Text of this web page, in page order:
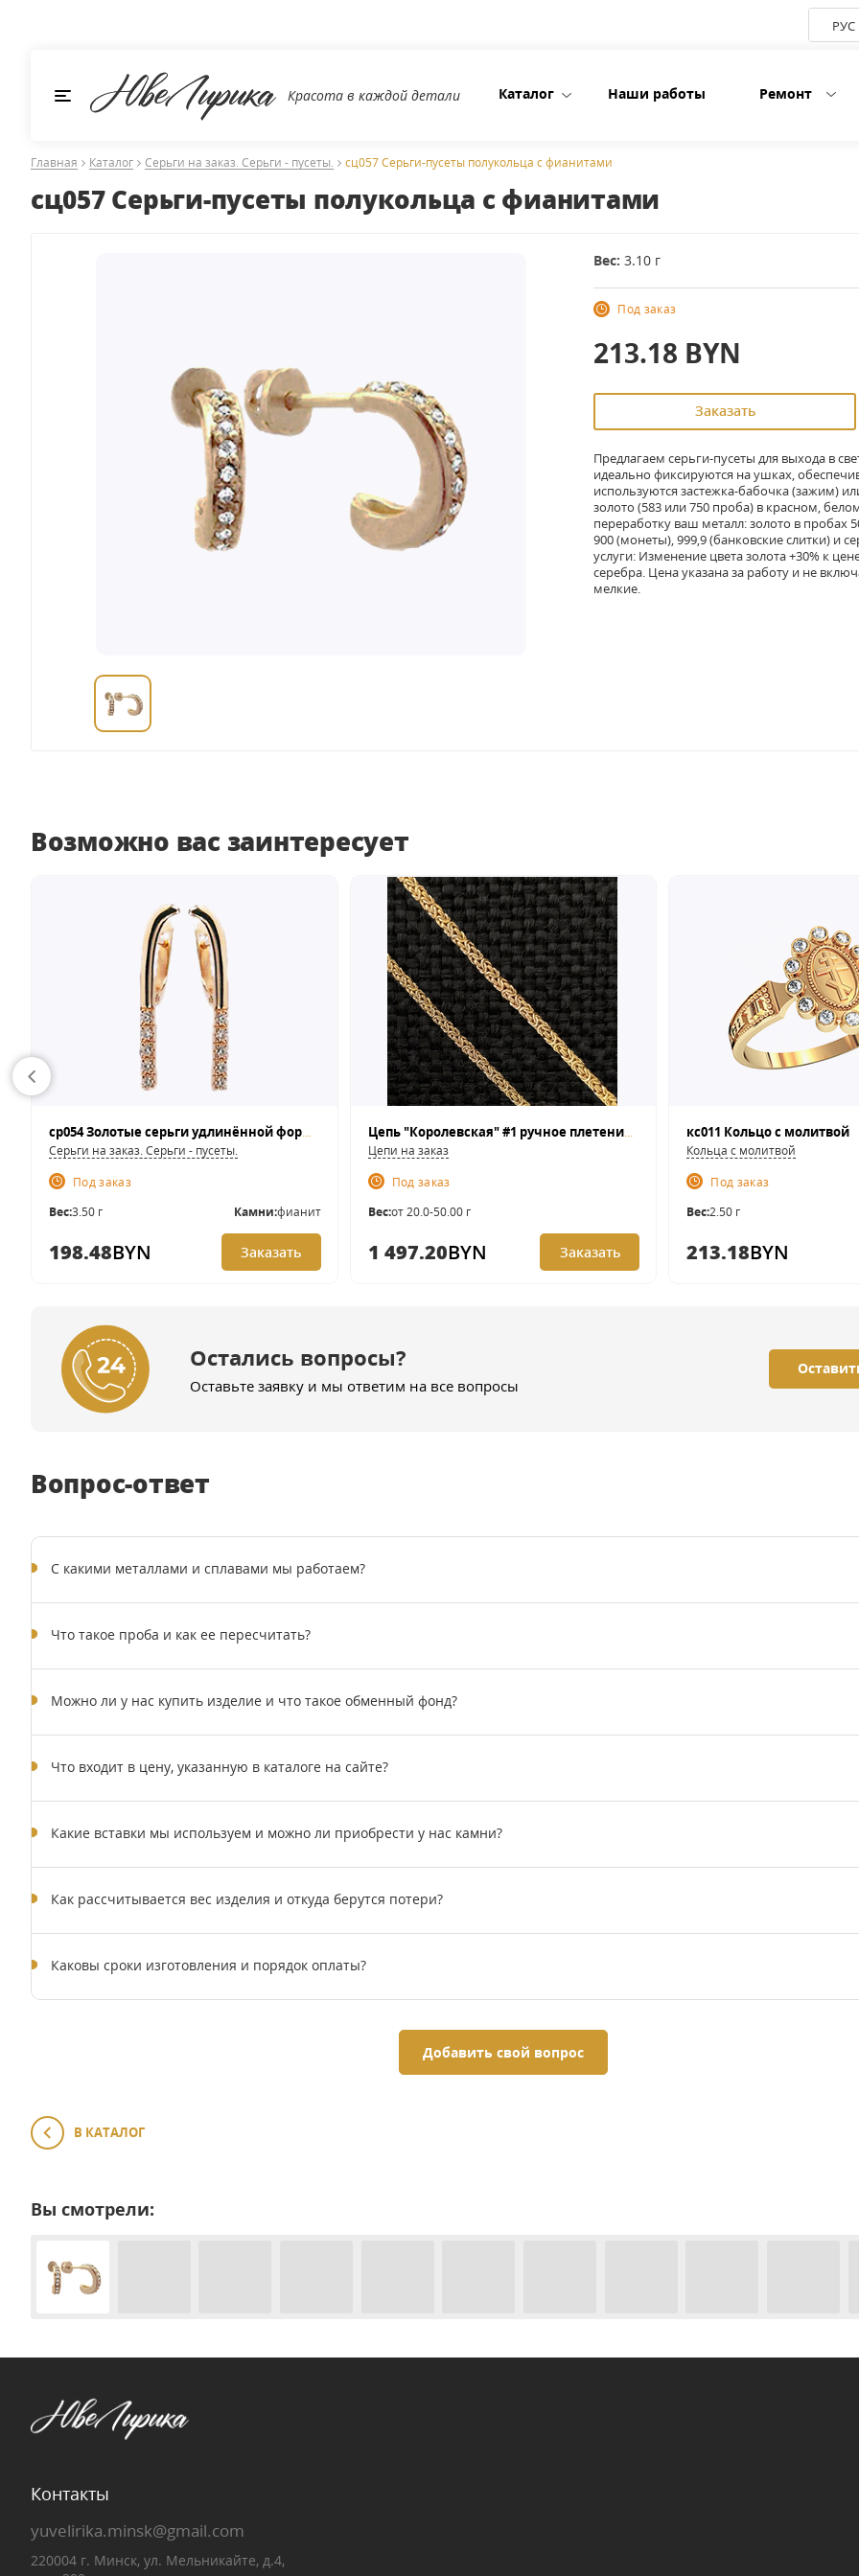
РУС
Красота в каждой детали Каталог Наши работы Ремонт
Главная Каталог Серьги на заказ. Серьги - пусеты. сц057 Серьги-пусеты полукольца с фианитами
сц057 Серьги-пусеты полукольца с фианитами
Вес:3.10 г
Под заказ
213.18 BYN
Заказать
Предлагаем серьги-пусеты для выхода в
идеально фиксируются на ушках,
используются застежка-бабочка (зажим)
золото (583 или 750 проба) в красном,
переработку ваш металл: золото в пробах
900 (монеты), 999,9 (банковские слитки) и
услуги: Изменение цвета золота +30% к
серебра. Цена указана за работу и не
мелкие.
Возможно вас заинтересует
ср054 Золотые серьги удлинённой формы.
Серьги на заказ. Серьги - пусеты.
Под заказ
Вес:3.50 г Камни:фианит
198.48BYN Заказать
Цепь "Королевская" #1 ручное плетение, застежка-карабин. Цена - за 50см
Цепи на заказ
Под заказ
Вес:от 20.0-50.00 г
1 497.20BYN Заказать
кс011 Кольцо с молитвой
Кольца с молитвой
Под заказ
Вес:2.50 г
213.18BYN
Остались вопросы?
Оставьте заявку и мы ответим на все вопросы
Вопрос-ответ
C какими металлами и сплавами мы работаем?
Что такое проба и как ее пересчитать?
Можно ли у нас купить изделие и что такое обменный фонд?
Что входит в цену, указанную в каталоге на сайте?
Какие вставки мы используем и можно ли приобрести у нас камни?
Как рассчитывается вес изделия и откуда берутся потери?
Каковы сроки изготовления и порядок оплаты?
Добавить свой вопрос
В КАТАЛОГ
Вы смотрели:
Контакты
yuvelirika.minsk@gmail.com
220004 г. Минск, ул. Мельникайте, д.4,